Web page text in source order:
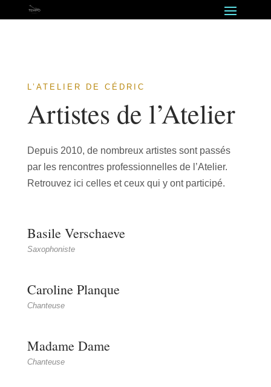
L’ATELIER DE CÉDRIC
Artistes de l’Atelier
Depuis 2010, de nombreux artistes sont passés
par les rencontres professionnelles de l’Atelier.
Retrouvez ici celles et ceux qui y ont participé.
Basile Verschaeve
Saxophoniste
Caroline Planque
Chanteuse
Madame Dame
Chanteuse